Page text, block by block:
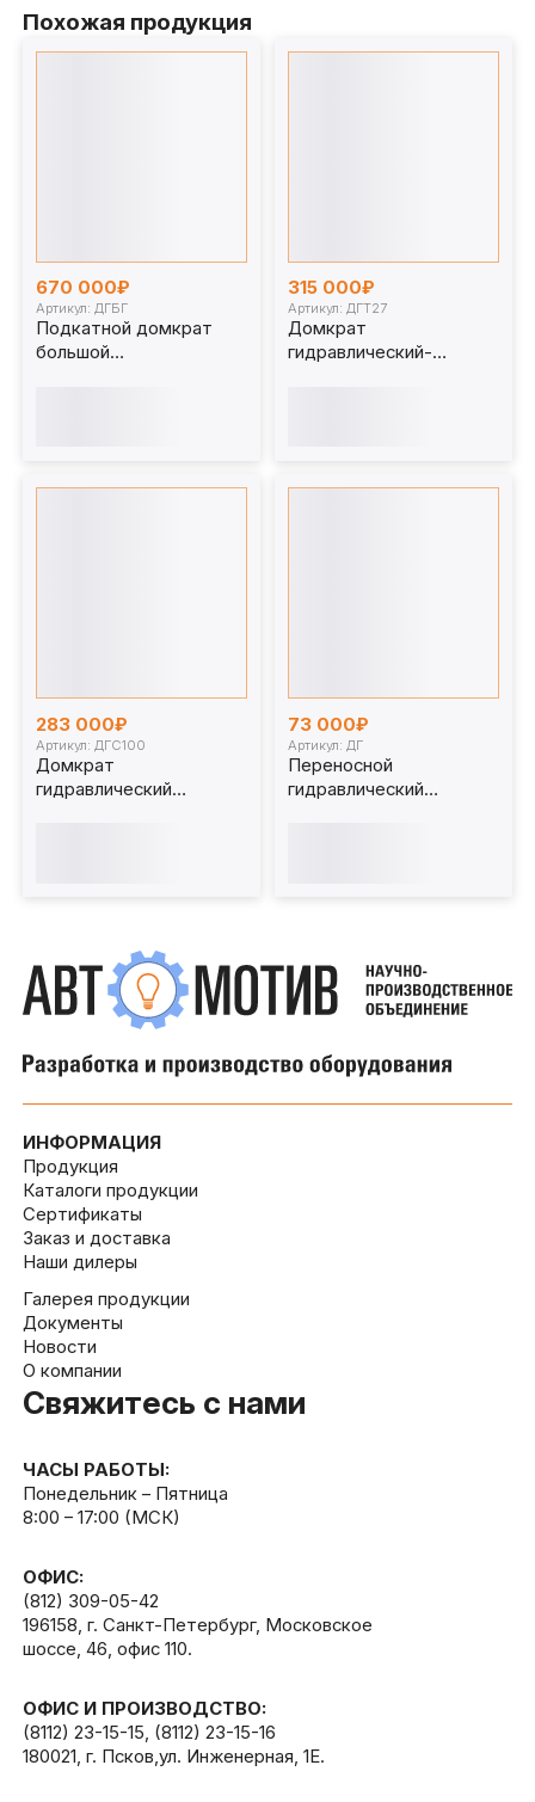
Похожая продукция
670 000₽
Артикул: ДГБГ
Подкатной домкрат
большой
315 000₽
Артикул: ДГТ27
Домкрат
гидравлический-
283 000₽
Артикул: ДГС100
Домкрат
гидравлический
73 000₽
Артикул: ДГ
Переносной
гидравлический
ИНФОРМАЦИЯ
Продукция
Каталоги продукции
Сертификаты
Заказ и доставка
Наши дилеры
Галерея продукции
Документы
Новости
О компании
Свяжитесь с нами
ЧАСЫ РАБОТЫ:
Понедельник – Пятница
8:00 – 17:00 (МСК)
ОФИС:
(812) 309-05-42
196158, г. Санкт-Петербург, Московское
шоссе, 46, офис 110.
ОФИС И ПРОИЗВОДСТВО:
(8112) 23-15-15, (8112) 23-15-16
180021, г. Псков,ул. Инженерная, 1Е.